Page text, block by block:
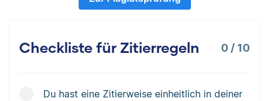
Checkliste für Zitierregeln 0 / 10
Du hast eine Zitierweise einheitlich in deiner